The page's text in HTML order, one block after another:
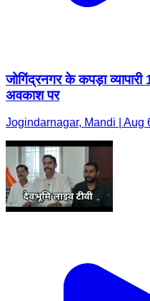
जोगिंद्रनगर के कपड़ा
अवकाश पर
Jogindarnagar, Mandi | Aug